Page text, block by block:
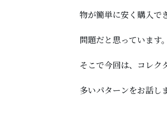
物が簡単に安く購入で
問題だと思っています。
そこで今回は、コレク
多いパターンをお話し